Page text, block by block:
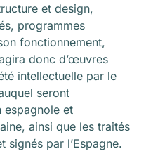
et design,
programmes
fonctionnement,
donc d’œuvres
intellectuelle par le
seront
espagnole et
ainsi que les traités
signés par l’Espagne.